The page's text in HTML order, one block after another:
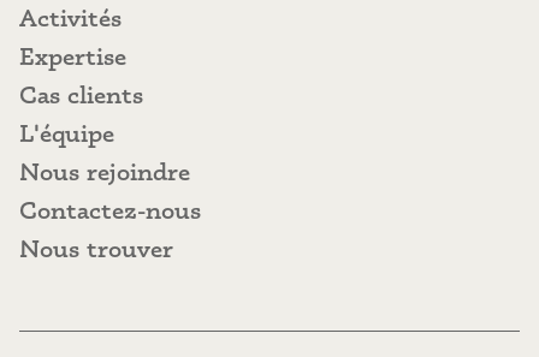
Activités
Activités
Expertise
Expertise
Cas clients
Cas clients
L'équipe
L'équipe
Nous rejoindre
Nous rejoindre
Contactez-nous
Contactez-nous
Nous trouver